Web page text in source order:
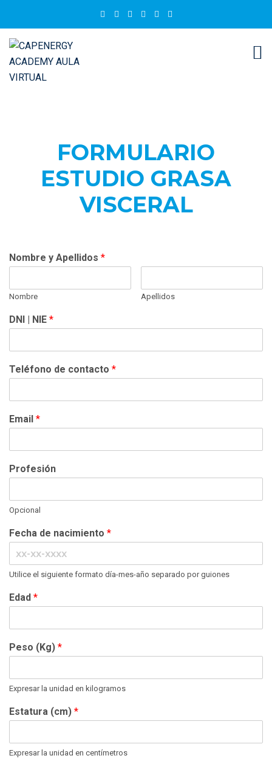
FORMULARIO
ESTUDIO GRASA
VISCERAL
Nombre y Apellidos *
Nombre Apellidos
DNI | NIE *
Teléfono de contacto *
Email *
Profesión
Opcional
Fecha de nacimiento *
Utilice el siguiente formato día-mes-año separado por guiones
Edad *
Peso (Kg) *
Expresar la unidad en kilogramos
Estatura (cm) *
Expresar la unidad en centímetros